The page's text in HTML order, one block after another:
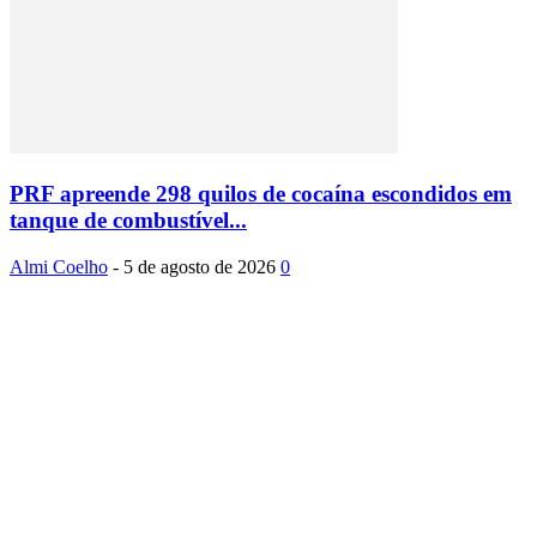
PRF apreende 298 quilos de cocaína escondidos em
tanque de combustível...
Almi Coelho - 5 de agosto de 2026 0